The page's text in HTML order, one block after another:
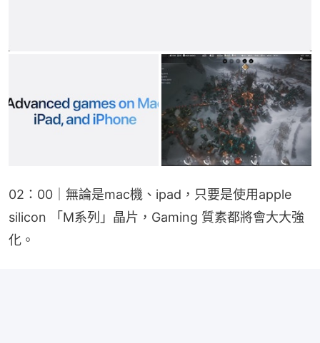
02：00｜無論是mac機、ipad，只要是使用apple
silicon 「M系列」晶片，Gaming 質素都將會大大強
化。